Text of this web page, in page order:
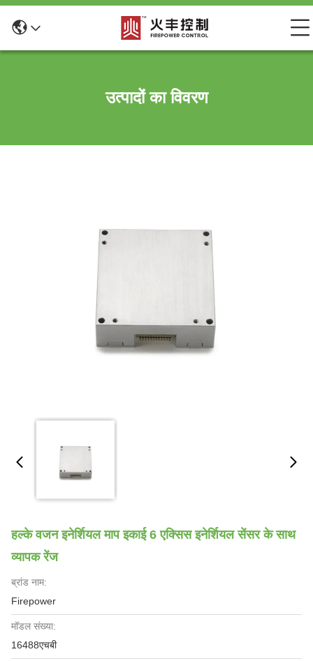
उत्पादों का विवरण
हल्के वजन इनेर्शियल माप इकाई 6 एक्सिस इनेर्शियल सेंसर के साथ
व्यापक रेंज
ब्रांड नाम:
Firepower
मॉडल संख्या:
16488एचबी